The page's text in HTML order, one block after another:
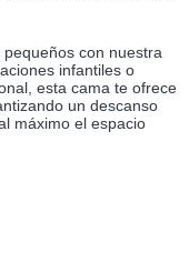
con nuestra
infantiles o
esta cama te ofrece
un descanso
máximo el espacio